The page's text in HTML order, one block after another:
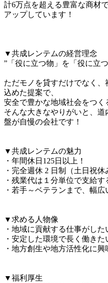
計6万点を超える豊富な商材
アップしています！
▼共成レンテムの経営理念
”「役に立つ物」を「役に立
ただモノを貸すだけでなく
込めた提案で、
安全で豊かな地域社会をつく
そんな大きなやりがいと、
盤が自慢の会社です！
▼共成レンテムの魅力
・年間休日125日以上！
・完全週休 2 日制（土日祝休
・残業代は１分単位で支給
・若手～ベテランまで、幅
▼求める人物像
・地域に貢献する仕事がした
・安定した環境で長く働きた
・地方創生や地方活性化に
▼福利厚生